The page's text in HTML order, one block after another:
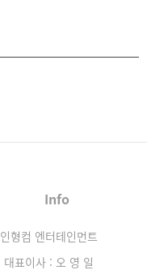
Info
인형컴 엔터테인먼트
대표이사 : 오 영 일